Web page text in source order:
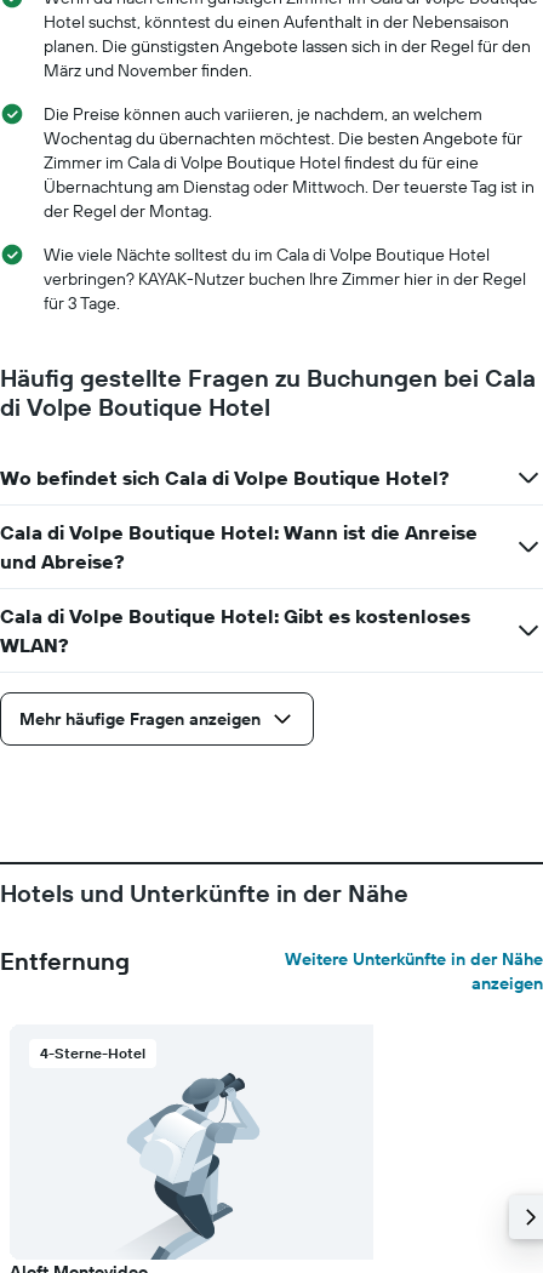
Diagramm
hat
Achse,
die
die
Anzahl
der
vor
dem
Aufenthalt
Diagramm
hat
1
die
den
durchschnittlichen
Zimmerpreis
anzeigt
Hotel suchst, könntest du einen Aufenthalt in der Nebensaison
planen. Die günstigsten Angebote lassen sich in der Regel für den
März und November finden.
Die Preise können auch variieren, je nachdem, an welchem
Wochentag du übernachten möchtest. Die besten Angebote für
Zimmer im Cala di Volpe Boutique Hotel findest du für eine
Übernachtung am Dienstag oder Mittwoch. Der teuerste Tag ist in
der Regel der Montag.
Wie viele Nächte solltest du im Cala di Volpe Boutique Hotel
verbringen? KAYAK-Nutzer buchen Ihre Zimmer hier in der Regel
für 3 Tage.
Häufig gestellte Fragen zu Buchungen bei Cala
di Volpe Boutique Hotel
Wo befindet sich Cala di Volpe Boutique Hotel?
Cala di Volpe Boutique Hotel: Wann ist die Anreise
und Abreise?
Cala di Volpe Boutique Hotel: Gibt es kostenloses
WLAN?
Mehr häufige Fragen anzeigen
Hotels und Unterkünfte in der Nähe
Entfernung
Weitere Unterkünfte in der Nähe
anzeigen
4-Sterne-Hotel